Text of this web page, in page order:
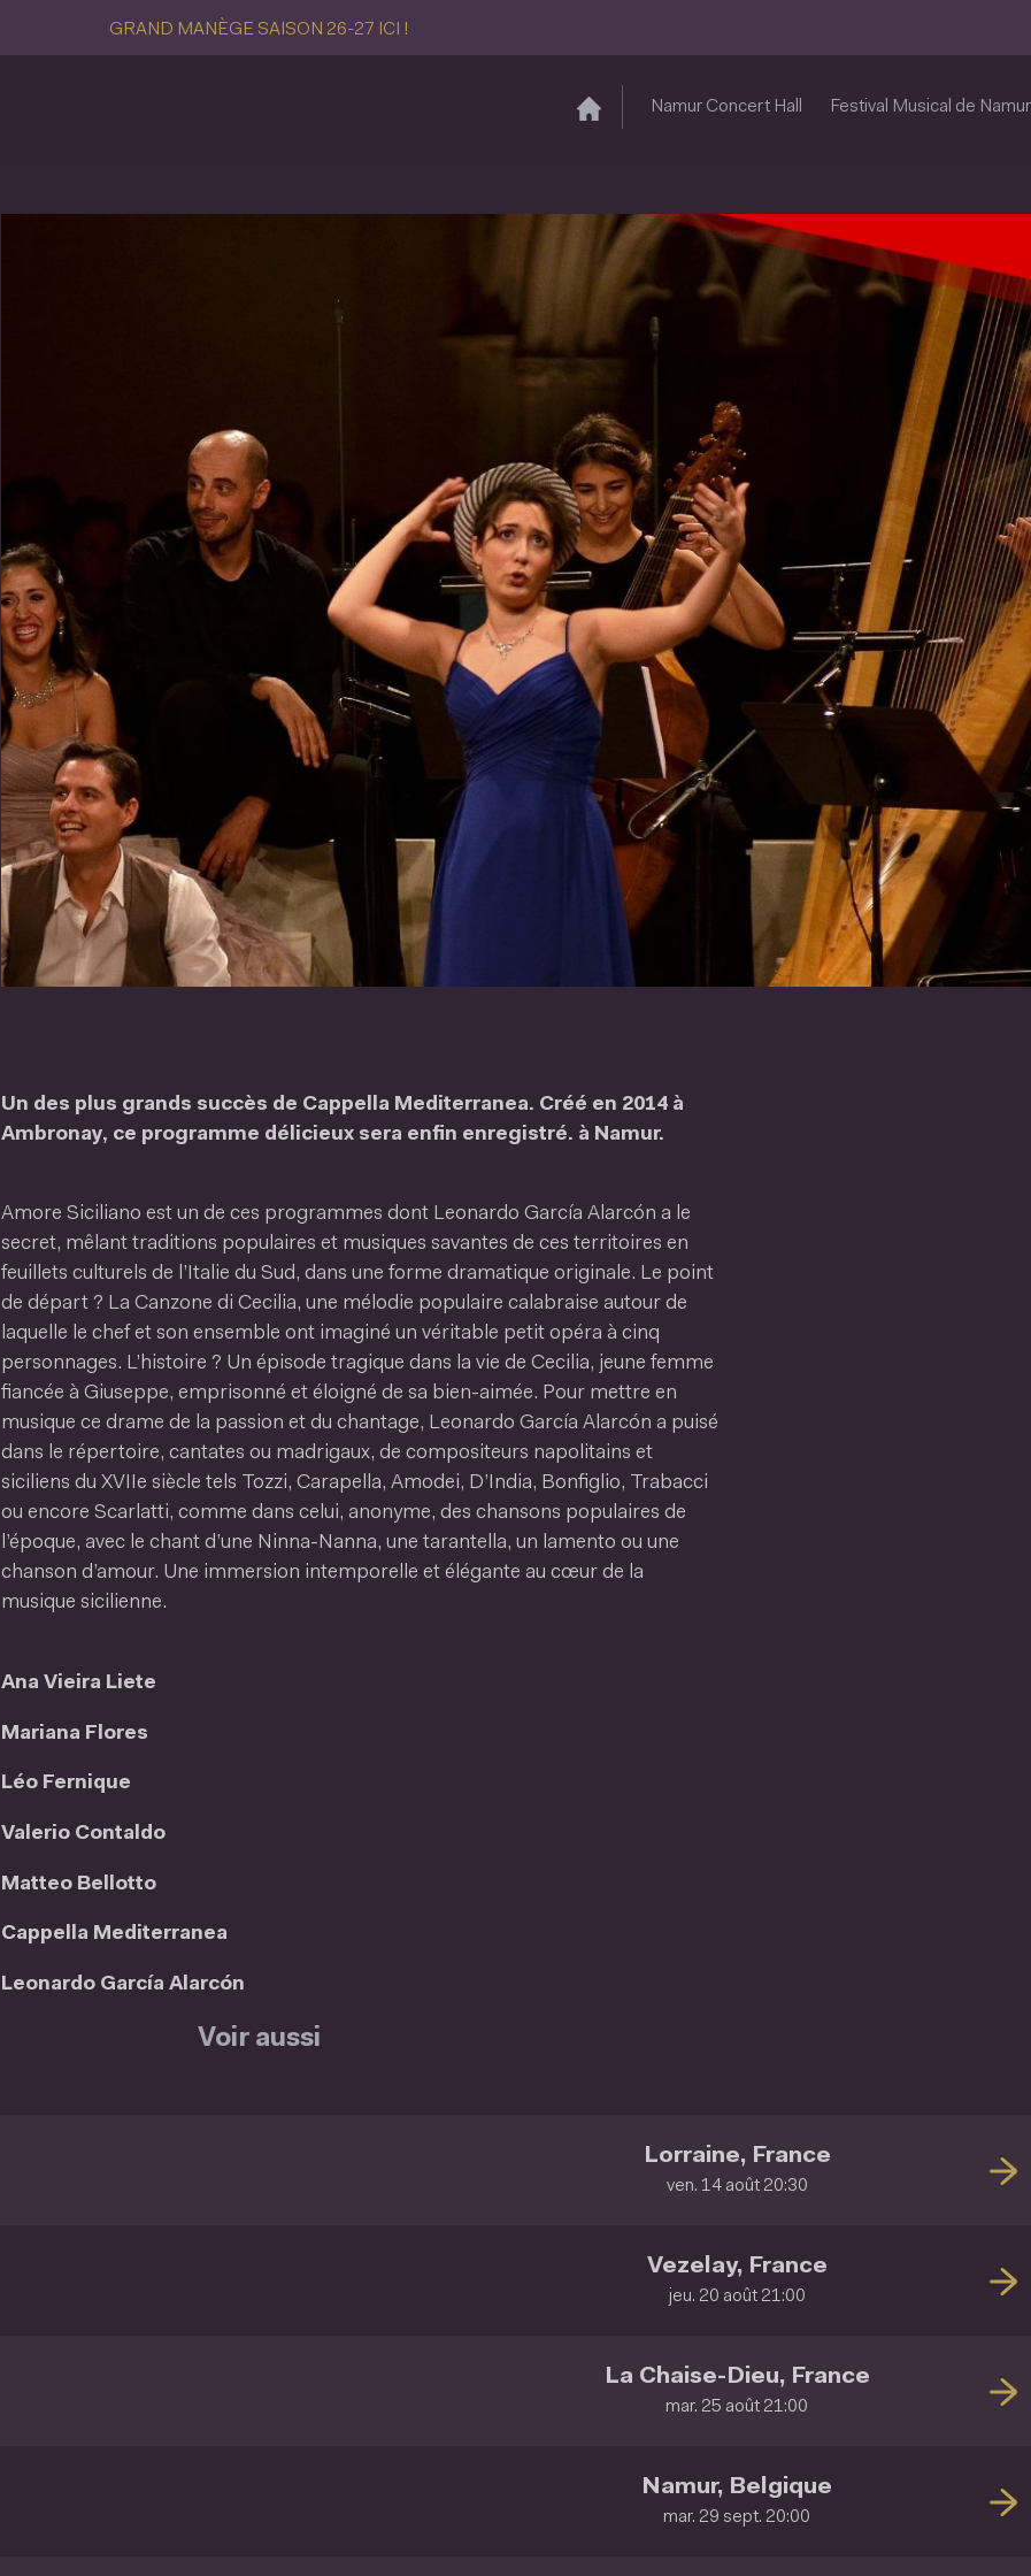
GRAND MANÈGE SAISON 26-27 ICI !
Namur Concert Hall Festival Musical de Namur
Un des plus grands succès de Cappella Mediterranea. Créé en 2014 à
Ambronay, ce programme délicieux sera enfin enregistré. à Namur.
Amore Siciliano est un de ces programmes dont Leonardo García Alarcón a le
secret, mêlant traditions populaires et musiques savantes de ces territoires en
feuillets culturels de l’Italie du Sud, dans une forme dramatique originale. Le point
de départ ? La Canzone di Cecilia, une mélodie populaire calabraise autour de
laquelle le chef et son ensemble ont imaginé un véritable petit opéra à cinq
personnages. L’histoire ? Un épisode tragique dans la vie de Cecilia, jeune femme
fiancée à Giuseppe, emprisonné et éloigné de sa bien-aimée. Pour mettre en
musique ce drame de la passion et du chantage, Leonardo García Alarcón a puisé
dans le répertoire, cantates ou madrigaux, de compositeurs napolitains et
siciliens du XVIIe siècle tels Tozzi, Carapella, Amodei, D’India, Bonfiglio, Trabacci
ou encore Scarlatti, comme dans celui, anonyme, des chansons populaires de
l’époque, avec le chant d’une Ninna-Nanna, une tarantella, un lamento ou une
chanson d’amour. Une immersion intemporelle et élégante au cœur de la
musique sicilienne.
Ana Vieira Liete
Mariana Flores
Léo Fernique
Valerio Contaldo
Matteo Bellotto
Cappella Mediterranea
Leonardo García Alarcón
Voir aussi
Lorraine, France
ven. 14 août 20:30
Vezelay, France
jeu. 20 août 21:00
La Chaise-Dieu, France
mar. 25 août 21:00
Namur, Belgique
mar. 29 sept. 20:00